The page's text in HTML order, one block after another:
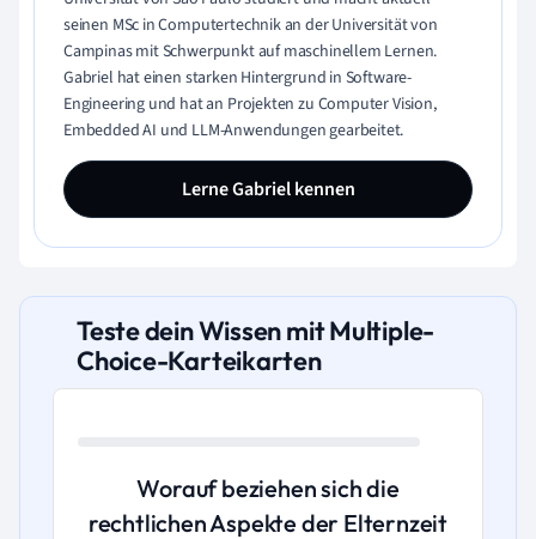
seinen MSc in Computertechnik an der Universität von
Campinas mit Schwerpunkt auf maschinellem Lernen.
Gabriel hat einen starken Hintergrund in Software-
Engineering und hat an Projekten zu Computer Vision,
Embedded AI und LLM-Anwendungen gearbeitet.
Lerne Gabriel kennen
Teste dein Wissen mit Multiple-
Choice-Karteikarten
Worauf beziehen sich die
rechtlichen Aspekte der Elternzeit